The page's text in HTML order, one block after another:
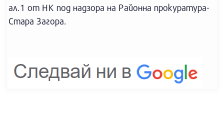
ал.1 от НК под надзора на Районна прокуратура-
Стара Загора.